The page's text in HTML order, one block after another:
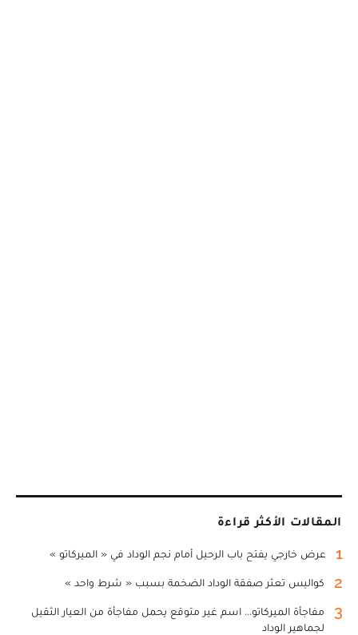
المقالات الأكثر قراءة
1 عرض خارجي يفتح باب الرحيل أمام نجم الوداد في « الميركاتو »
2 كواليس تعثر صفقة الوداد الضخمة بسبب « شرط واحد »
3
مفاجأة الميركاتو... اسم غير متوقع يحمل مفاجأة من العيار الثقيل
لجماهير الوداد